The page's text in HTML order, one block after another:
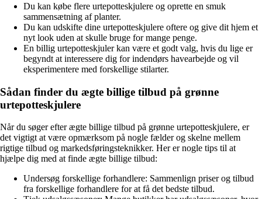
Du kan købe flere urtepotteskjulere og oprette en smuk
sammensætning af planter.
Du kan udskifte dine urtepotteskjulere oftere og give dit hjem et
nyt look uden at skulle bruge for mange penge.
En billig urtepotteskjuler kan være et godt valg, hvis du lige er
begyndt at interessere dig for indendørs havearbejde og vil
eksperimentere med forskellige stilarter.
Sådan finder du ægte billige tilbud på grønne
urtepotteskjulere
Når du søger efter ægte billige tilbud på grønne urtepotteskjulere, er
det vigtigt at være opmærksom på nogle fælder og skelne mellem
rigtige tilbud og markedsføringsteknikker. Her er nogle tips til at
hjælpe dig med at finde ægte billige tilbud:
Undersøg forskellige forhandlere: Sammenlign priser og tilbud
fra forskellige forhandlere for at få det bedste tilbud.